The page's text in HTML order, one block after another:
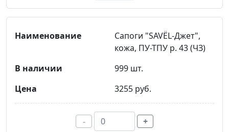
Сапоги "SAVЁL-Джет",
кожа, ПУ-ТПУ р. 43 (ЧЗ)
999 шт.
3255 руб.
- +